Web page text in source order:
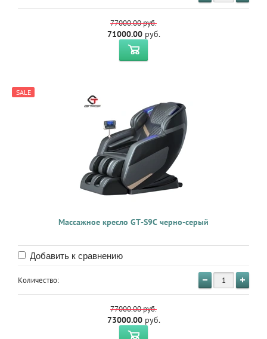
77000.00руб.
71000.00руб.
SALE
Массажное кресло GT-S9C черно-серый
Добавить к сравнению
Количество:
77000.00руб.
73000.00руб.